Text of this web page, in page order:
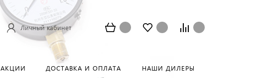
Личный кабинет
АКЦИИ ДОСТАВКА И ОПЛАТА НАШИ ДИЛЕРЫ